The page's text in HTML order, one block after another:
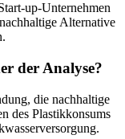
up-Unternehmen
Alternative
der Analyse?
die nachhaltige
des Plastikkonsums